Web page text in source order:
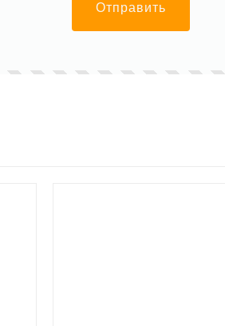
Отправить